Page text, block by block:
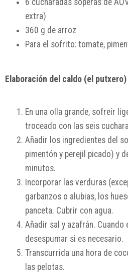
6 cucharadas soperas de
extra)
360 g de arroz
Para el sofrito: tomate,
Elaboración del caldo (el putxero)
En una olla grande, sofreír
troceado con las seis
Añadir los ingredientes del
pimentón y perejil picado) y
minutos.
Incorporar las verduras
garbanzos o alubias, los
panceta. Cubrir con agua.
Añadir sal y azafrán. Cuando
desespumar si es necesario.
Transcurrida una hora de
las pelotas.